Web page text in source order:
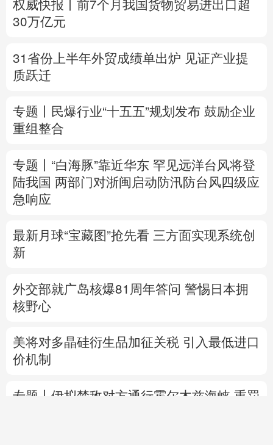
Deutsch
权威快报丨前7个月我国货物贸易进出口超
30万亿元
31省份上半年外贸成绩单出炉 见证产业提
质跃迁
专题丨
民爆行业“十五五”规划发布 鼓励企业
重组整合
专题丨 “白海豚”靠近华东 罕见远洋台风将登
陆我国 两部门对浙闽启动防汛防台风四级应
急响应
最新月球“宝藏图”抢先看 三方面实现系统创
新
外交部就广岛核爆81周年答问 警惕日本拥
核野心
美将对多晶硅衍生品加征关税 引入最低进口
价机制
专题丨 伊拟禁敌对方通行霍尔木兹海峡 重罚